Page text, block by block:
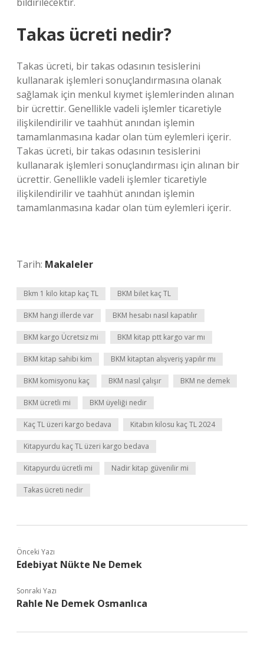
Takas ücreti nedir?
Takas ücreti, bir takas odasının tesislerini
kullanarak işlemleri sonuçlandırmasına olanak
sağlamak için menkul kıymet işlemlerinden alınan
bir ücrettir. Genellikle vadeli işlemler ticaretiyle
ilişkilendirilir ve taahhüt anından işlemin
tamamlanmasına kadar olan tüm eylemleri içerir.
Takas ücreti, bir takas odasının tesislerini
kullanarak işlemleri sonuçlandırması için alınan bir
ücrettir. Genellikle vadeli işlemler ticaretiyle
ilişkilendirilir ve taahhüt anından işlemin
tamamlanmasına kadar olan tüm eylemleri içerir.
Tarih: Makaleler
Bkm 1 kilo kitap kaç TL BKM bilet kaç TL
BKM hangi illerde var BKM hesabı nasıl kapatılır
BKM kargo Ücretsiz mi BKM kitap ptt kargo var mı
BKM kitap sahibi kim BKM kitaptan alışveriş yapılır mı
BKM komisyonu kaç BKM nasıl çalışır BKM ne demek
BKM ücretli mi BKM üyeliği nedir
Kaç TL üzeri kargo bedava Kitabın kilosu kaç TL 2024
Kitapyurdu kaç TL üzeri kargo bedava
Kitapyurdu ücretli mi Nadir kitap güvenilir mi
Takas ücreti nedir
Önceki Yazı
Edebiyat Nükte Ne Demek
Sonraki Yazı
Rahle Ne Demek Osmanlıca